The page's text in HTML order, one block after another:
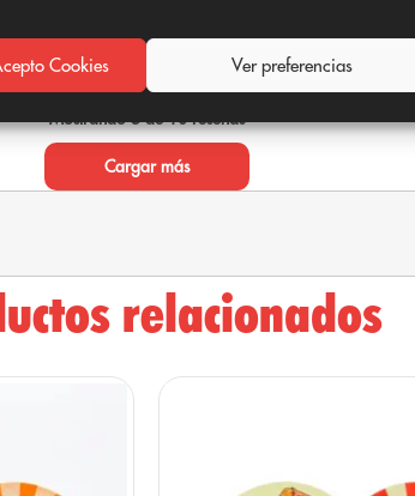
Cookies Ver preferencias
de Análisis de la web
dulce:
la textura granulada; el frío extremo
Mostrando 5 de 10 reseñas
Cargar más
relacionados